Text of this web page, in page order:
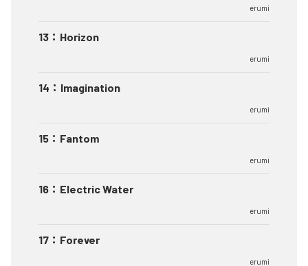
erumi
13 ： Horizon
erumi
14 ： Imagination
erumi
15 ： Fantom
erumi
16 ： Electric Water
erumi
17 ： Forever
erumi